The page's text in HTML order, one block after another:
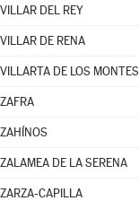
VILLAR DEL REY
VILLAR DE RENA
VILLARTA DE LOS MONTES
ZAFRA
ZAHÍNOS
ZALAMEA DE LA SERENA
ZARZA-CAPILLA